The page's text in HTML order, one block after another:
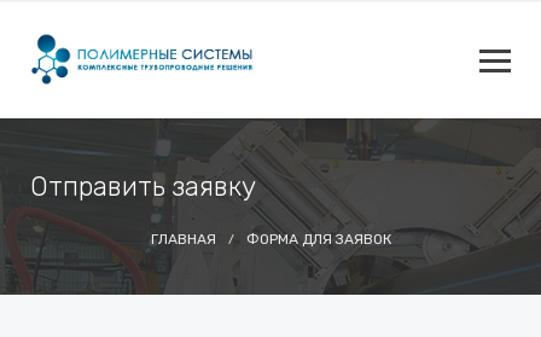
Отправить заявку
ГЛАВНАЯ ФОРМА ДЛЯ ЗАЯВОК